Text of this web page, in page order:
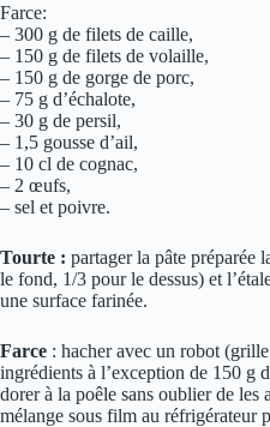
Farce:
– 300 g de filets de caille,
– 150 g de filets de volaille,
– 150 g de gorge de porc,
– 75 g d’échalote,
– 30 g de persil,
– 1,5 gousse d’ail,
– 10 cl de cognac,
– 2 œufs,
– sel et poivre.
Tourte : partager la pâte préparée
le fond, 1/3 pour le dessus) et
une surface farinée.
Farce : hacher avec un robot
ingrédients à l’exception de 150 g
dorer à la poêle sans oublier de les
mélange sous film au réfrigérateur